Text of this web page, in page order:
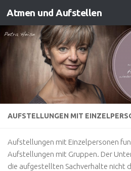
Zum Inhalt springen
Atmen und Aufstellen
AUFSTELLUNGEN MIT
Aufstellungen mit Einzelpersonen
Aufstellungen mit Gruppen. Der
die aufgestellten Sachverhalte nicht